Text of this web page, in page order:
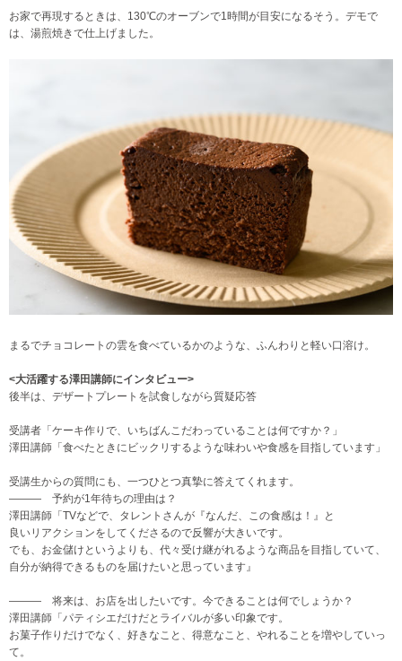
お家で再現するときは、130℃のオーブンで1時間が目安になるそう。デモで
は、湯煎焼きで仕上げました。
まるでチョコレートの雲を食べているかのような、ふんわりと軽い口溶け。
<大活躍する澤田講師にインタビュー>
後半は、デザートプレートを試食しながら質疑応答
受講者「ケーキ作りで、いちばんこだわっていることは何ですか？」
澤田講師「食べたときにビックリするような味わいや食感を目指しています」
受講生からの質問にも、一つひとつ真摯に答えてくれます。
――― 予約が1年待ちの理由は？
澤田講師「TVなどで、タレントさんが『なんだ、この食感は！』と
良いリアクションをしてくださるので反響が大きいです。
でも、お金儲けというよりも、代々受け継がれるような商品を目指していて、
自分が納得できるものを届けたいと思っています』
――― 将来は、お店を出したいです。今できることは何でしょうか？
澤田講師「パティシエだけだとライバルが多い印象です。
お菓子作りだけでなく、好きなこと、得意なこと、やれることを増やしていっ
て。